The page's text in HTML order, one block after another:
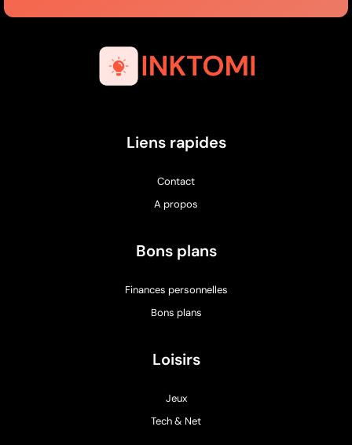
Liens rapides
Contact
A propos
Bons plans
Finances personnelles
Bons plans
Loisirs
Jeux
Tech & Net